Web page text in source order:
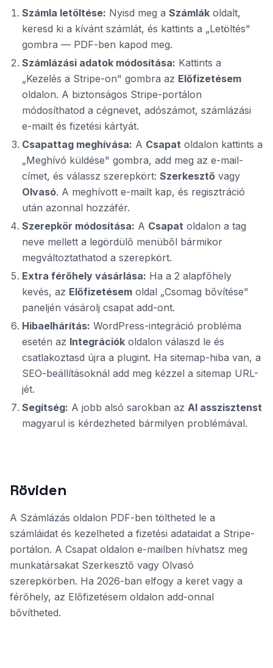
Számla letöltése: Nyisd meg a Számlák oldalt,
keresd ki a kívánt számlát, és kattints a „Letöltés"
gombra — PDF-ben kapod meg.
Számlázási adatok módosítása: Kattints a
„Kezelés a Stripe-on" gombra az Előfizetésem
oldalon. A biztonságos Stripe-portálon
módosíthatod a cégnevet, adószámot, számlázási
e-mailt és fizetési kártyát.
Csapattag meghívása: A Csapat oldalon kattints a
„Meghívó küldése" gombra, add meg az e-mail-
címet, és válassz szerepkört: Szerkesztő vagy
Olvasó. A meghívott e-mailt kap, és regisztráció
után azonnal hozzáfér.
Szerepkör módosítása: A Csapat oldalon a tag
neve mellett a legördülő menüből bármikor
megváltoztathatod a szerepkört.
Extra férőhely vásárlása: Ha a 2 alapfőhely
kevés, az Előfizetésem oldal „Csomag bővítése"
paneljén vásárolj csapat add-ont.
Hibaelhárítás: WordPress-integráció probléma
esetén az Integrációk oldalon válaszd le és
csatlakoztasd újra a plugint. Ha sitemap-hiba van, a
SEO-beállításoknál add meg kézzel a sitemap URL-
jét.
Segítség: A jobb alsó sarokban az AI asszisztenst
magyarul is kérdezheted bármilyen problémával.
Röviden
A Számlázás oldalon PDF-ben töltheted le a
számláidat és kezelheted a fizetési adataidat a Stripe-
portálon. A Csapat oldalon e-mailben hívhatsz meg
munkatársakat Szerkesztő vagy Olvasó
szerepkörben. Ha 2026-ban elfogy a keret vagy a
férőhely, az Előfizetésem oldalon add-onnal
bővítheted.